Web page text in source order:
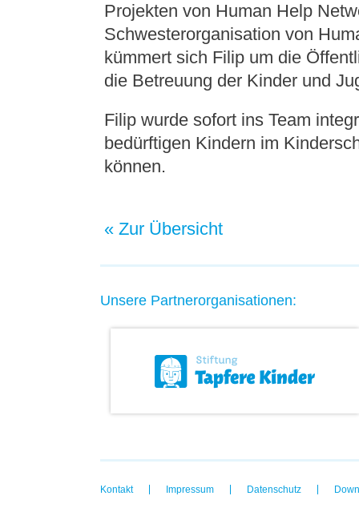
Projekten von Human Help
Schwesterorganisation von
kümmert sich Filip um die
die Betreuung der Kinder und
Filip wurde sofort ins Team
bedürftigen Kindern im
können.
« Zur Übersicht
Unsere Partnerorganisationen:
Kontakt Impressum Datenschutz